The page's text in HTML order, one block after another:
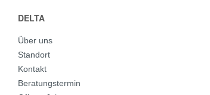
DELTA
Über uns
Standort
Kontakt
Beratungstermin